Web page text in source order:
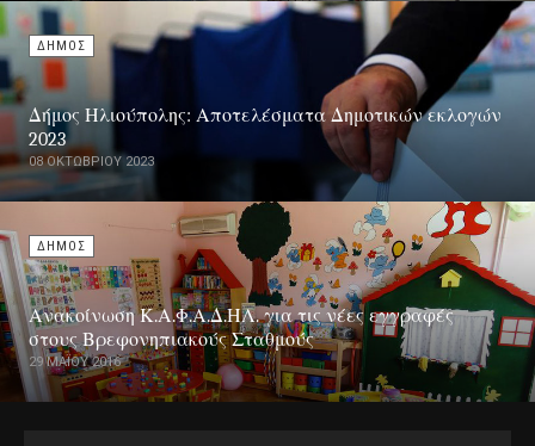
ΔΗΜΟΣ
Δήμος Ηλιούπολης: Αποτελέσματα Δημοτικών εκλογών
2023
08 ΟΚΤΩΒΡΊΟΥ 2023
ΔΗΜΟΣ
Ανακοίνωση Κ.Α.Φ.Α.Δ.ΗΛ. για τις νέες εγγραφές
στους Βρεφονηπιακούς Σταθμούς
29 ΜΑΪ́ΟΥ 2016